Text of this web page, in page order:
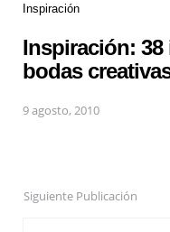
Inspiración
Inspiración:
bodas
9 agosto, 2010
Siguiente Publicación